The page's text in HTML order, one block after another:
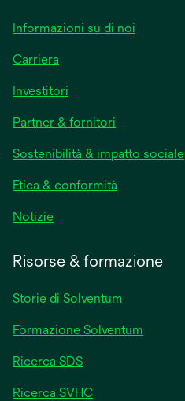
Informazioni su di noi
Carriera
Investitori
Partner & fornitori
Sostenibilità & impatto sociale
Etica & conformità
Notizie
Risorse & formazione
Storie di Solventum
Formazione Solventum
Ricerca SDS
Ricerca SVHC